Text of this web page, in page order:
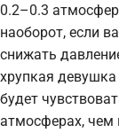
0.2–0.3
наоборот, если
снижать
хрупкая
будет
атмосферах, чем